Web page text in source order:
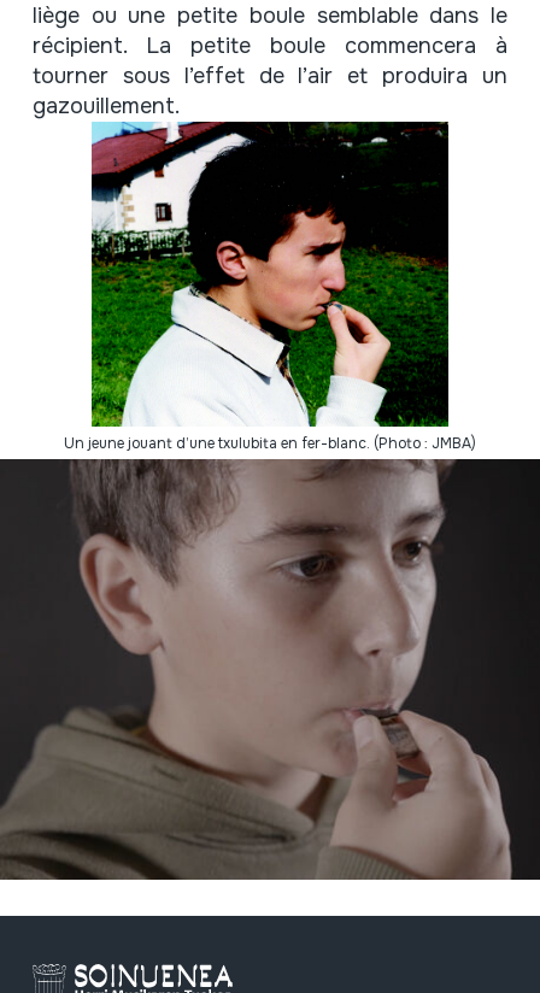
liège ou une petite boule semblable dans le
récipient. La petite boule commencera à
tourner sous l’effet de l’air et produira un
gazouillement.
Un jeune jouant d’une txulubita en fer-blanc. (Photo : JMBA)